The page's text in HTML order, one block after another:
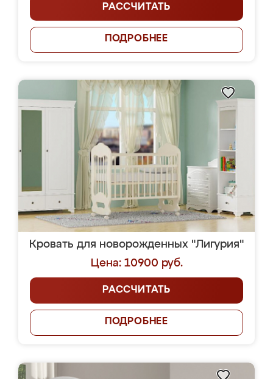
РАССЧИТАТЬ
ПОДРОБНЕЕ
Кровать для новорожденных "Лигурия"
Цена: 10900 руб.
РАССЧИТАТЬ
ПОДРОБНЕЕ